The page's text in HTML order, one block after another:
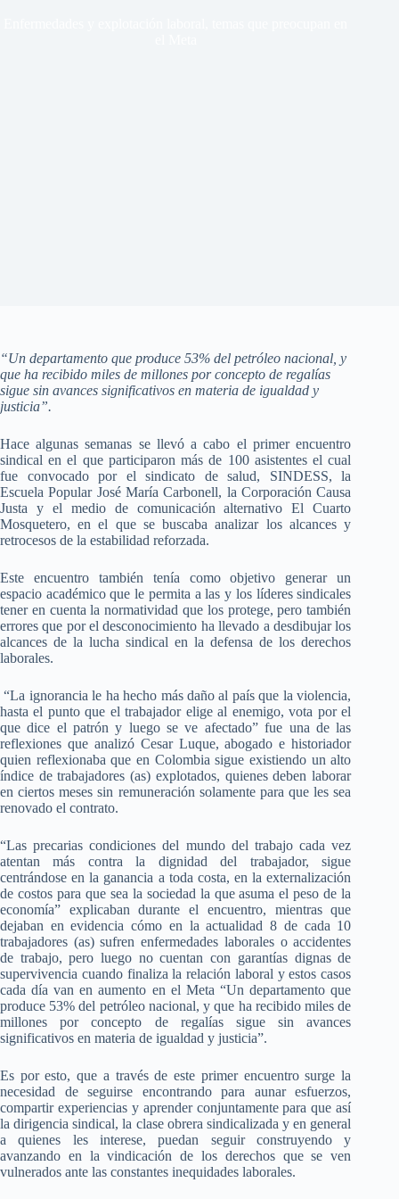
“Un departamento que produce 53% del petróleo nacional, y
que ha recibido miles de millones por concepto de regalías
sigue sin avances significativos en materia de igualdad y
justicia”.
Hace algunas semanas se llevó a cabo el primer encuentro
sindical en el que participaron más de 100 asistentes el cual
fue convocado por el sindicato de salud, SINDESS, la
Escuela Popular José María Carbonell, la Corporación Causa
Justa y el medio de comunicación alternativo El Cuarto
Mosquetero, en el que se buscaba analizar los alcances y
retrocesos de la estabilidad reforzada.
Este encuentro también tenía como objetivo generar un
espacio académico que le permita a las y los líderes sindicales
tener en cuenta la normatividad que los protege, pero también
errores que por el desconocimiento ha llevado a desdibujar los
alcances de la lucha sindical en la defensa de los derechos
laborales.
“La ignorancia le ha hecho más daño al país que la violencia,
hasta el punto que el trabajador elige al enemigo, vota por el
que dice el patrón y luego se ve afectado” fue una de las
reflexiones que analizó Cesar Luque, abogado e historiador
quien reflexionaba que en Colombia sigue existiendo un alto
índice de trabajadores (as) explotados, quienes deben laborar
en ciertos meses sin remuneración solamente para que les sea
renovado el contrato.
“Las precarias condiciones del mundo del trabajo cada vez
atentan más contra la dignidad del trabajador, sigue
centrándose en la ganancia a toda costa, en la externalización
de costos para que sea la sociedad la que asuma el peso de la
economía” explicaban durante el encuentro, mientras que
dejaban en evidencia cómo en la actualidad 8 de cada 10
trabajadores (as) sufren enfermedades laborales o accidentes
de trabajo, pero luego no cuentan con garantías dignas de
supervivencia cuando finaliza la relación laboral y estos casos
cada día van en aumento en el Meta “Un departamento que
produce 53% del petróleo nacional, y que ha recibido miles de
millones por concepto de regalías sigue sin avances
significativos en materia de igualdad y justicia”.
Es por esto, que a través de este primer encuentro surge la
necesidad de seguirse encontrando para aunar esfuerzos,
compartir experiencias y aprender conjuntamente para que así
la dirigencia sindical, la clase obrera sindicalizada y en general
a quienes les interese, puedan seguir construyendo y
avanzando en la vindicación de los derechos que se ven
vulnerados ante las constantes inequidades laborales.